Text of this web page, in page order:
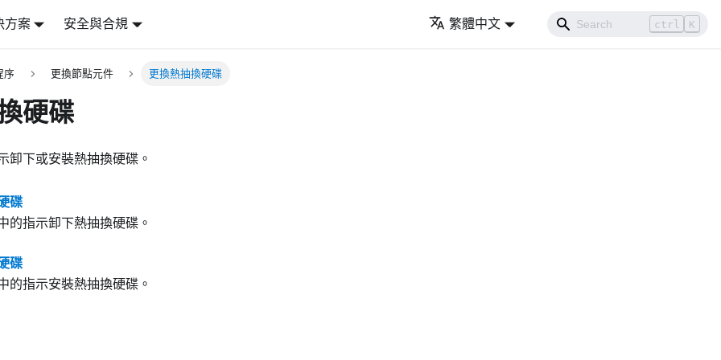
方案 安全與合規 繁體中文 ctrl K
序 更換節點元件 更換熱抽換硬碟
硬碟
卸下或安裝熱抽換硬碟。
碟
的指示卸下熱抽換硬碟。
碟
的指示安裝熱抽換硬碟。